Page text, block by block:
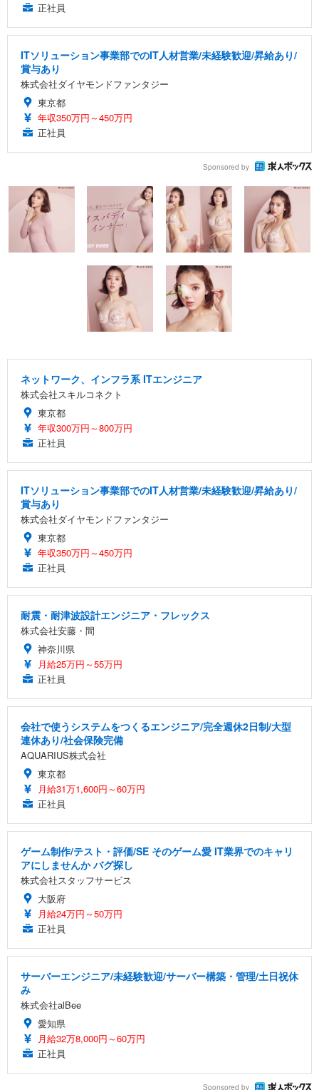
正社員
ITソリューション事業部でのIT人材営業/未経験歓迎/昇給あり/
賞与あり
株式会社ダイヤモンドファンタジー
東京都
年収350万円～450万円
正社員
Sponsored by
ネットワーク、インフラ系 ITエンジニア
株式会社スキルコネクト
東京都
年収300万円～800万円
正社員
ITソリューション事業部でのIT人材営業/未経験歓迎/昇給あり/
賞与あり
株式会社ダイヤモンドファンタジー
東京都
年収350万円～450万円
正社員
耐震・耐津波設計エンジニア・フレックス
株式会社安藤・間
神奈川県
月給25万円～55万円
正社員
会社で使うシステムをつくるエンジニア/完全週休2日制/大型
連休あり/社会保険完備
AQUARIUS株式会社
東京都
月給31万1,600円～60万円
正社員
ゲーム制作/テスト・評価/SE そのゲーム愛 IT業界でのキャリ
アにしませんか バグ探し
株式会社スタッフサービス
大阪府
月給24万円～50万円
正社員
サーバーエンジニア/未経験歓迎/サーバー構築・管理/土日祝休
み
株式会社alBee
愛知県
月給32万8,000円～60万円
正社員
Sponsored by